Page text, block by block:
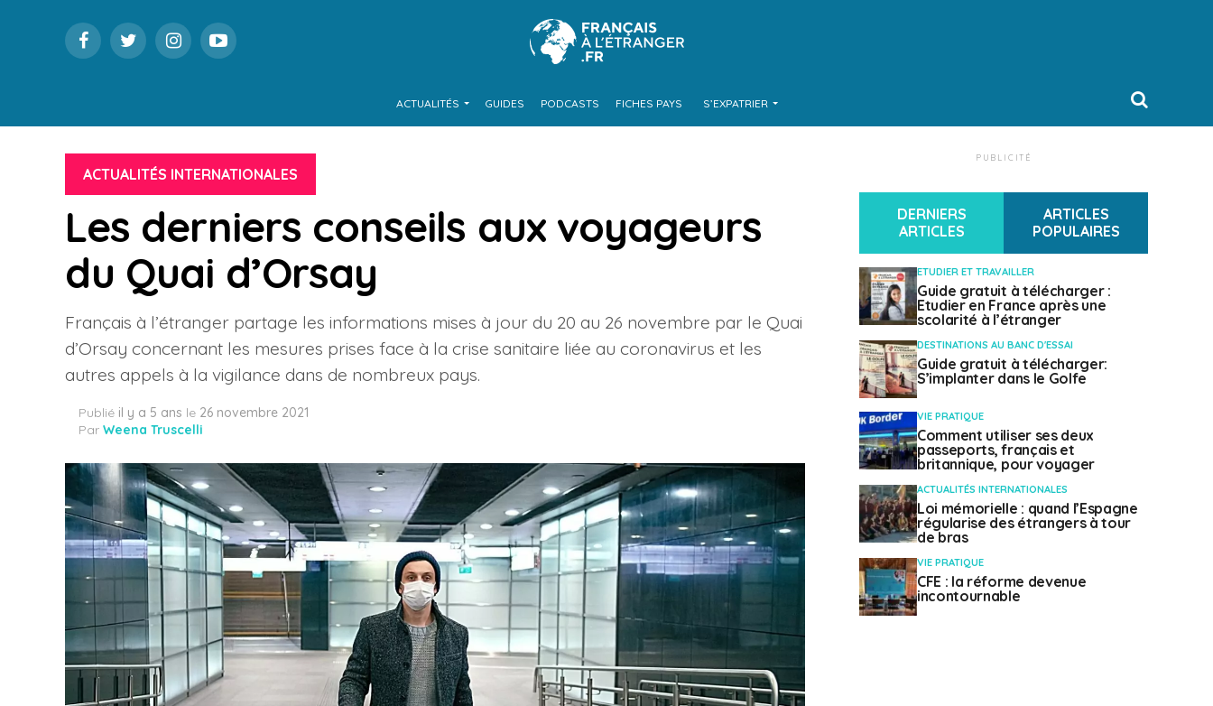
ACTUALITÉS GUIDES PODCASTS FICHES PAYS S’EXPATRIER
ACTUALITÉS INTERNATIONALES
Les derniers conseils aux voyageurs
du Quai d’Orsay
Français à l’étranger partage les informations mises à jour du 20 au 26 novembre par le Quai
d’Orsay concernant les mesures prises face à la crise sanitaire liée au coronavirus et les
autres appels à la vigilance dans de nombreux pays.
Publié il y a 5 ans le 26 novembre 2021
Par Weena Truscelli
PUBLICITÉ
DERNIERS
ARTICLES
ARTICLES
POPULAIRES
ETUDIER ET TRAVAILLER
Guide gratuit à télécharger :
Etudier en France après une
scolarité à l’étranger
DESTINATIONS AU BANC D'ESSAI
Guide gratuit à télécharger:
S’implanter dans le Golfe
VIE PRATIQUE
Comment utiliser ses deux
passeports, français et
britannique, pour voyager
ACTUALITÉS INTERNATIONALES
Loi mémorielle : quand l’Espagne
régularise des étrangers à tour
de bras
VIE PRATIQUE
CFE : la réforme devenue
incontournable